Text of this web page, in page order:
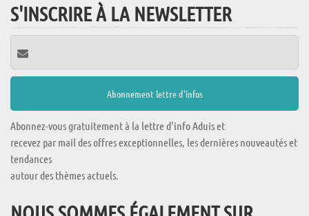
S'INSCRIRE À LA NEWSLETTER
Abonnez-vous gratuitement à la lettre d'info Aduis et
recevez par mail des offres exceptionnelles, les dernières nouveautés et
tendances
autour des thèmes actuels.